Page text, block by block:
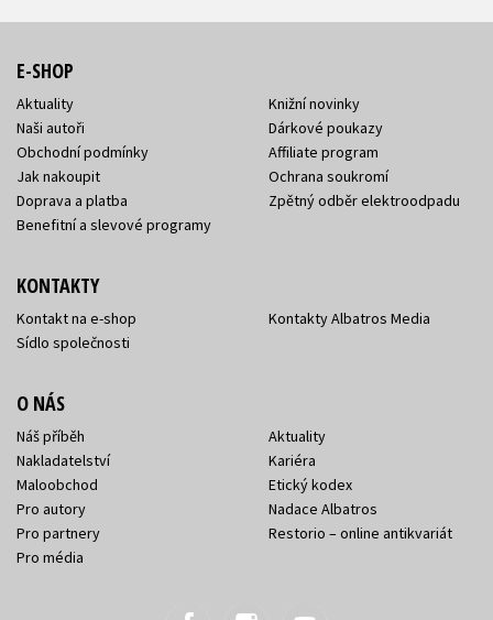
E-SHOP
Aktuality
Naši autoři
Obchodní podmínky
Jak nakoupit
Doprava a platba
Benefitní a slevové programy
Knižní novinky
Dárkové poukazy
Affiliate program
Ochrana soukromí
Zpětný odběr elektroodpadu
KONTAKTY
Kontakt na e-shop
Sídlo společnosti
Kontakty Albatros Media
O NÁS
Náš příběh
Nakladatelství
Maloobchod
Pro autory
Pro partnery
Pro média
Aktuality
Kariéra
Etický kodex
Nadace Albatros
Restorio – online antikvariát